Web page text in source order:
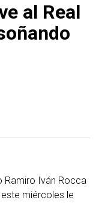
al Real
Ramiro Iván Rocca
miércoles le